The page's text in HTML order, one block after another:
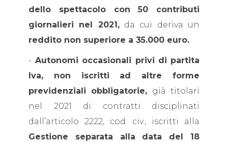
dello spettacolo con 50 contributi
giornalieri nel 2021,da cui deriva un
reddito non superiore a 35.000 euro.
- Autonomi occasionali privi di partita
Iva, non iscritti ad altre forme
previdenziali obbligatorie, già titolari
nel 2021 di contratti disciplinati
dall’articolo 2222, cod. civ., iscritti alla
Gestione separata alla data del 18